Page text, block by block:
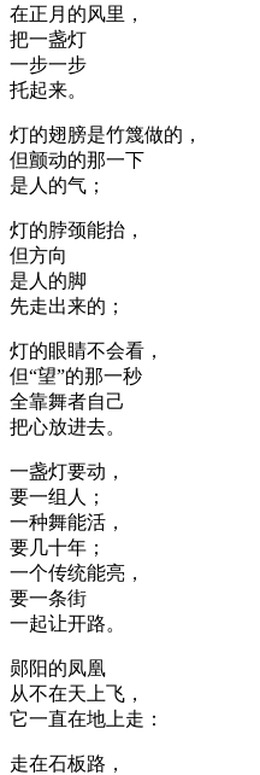
在正月的风里，
把一盏灯
一步一步
托起来。
灯的翅膀是竹篾做的，
但颤动的那一下
是人的气；
灯的脖颈能抬，
但方向
是人的脚
先走出来的；
灯的眼睛不会看，
但“望”的那一秒
全靠舞者自己
把心放进去。
一盏灯要动，
要一组人；
一种舞能活，
要几十年；
一个传统能亮，
要一条街
一起让开路。
郧阳的凤凰
从不在天上飞，
它一直在地上走：
走在石板路，